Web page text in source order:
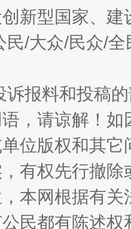
新型国家、
民/大众/民众/
诉报料和投稿
，请谅解！
位版权和其它
有权先行撤
本网根据有
民都有陈述